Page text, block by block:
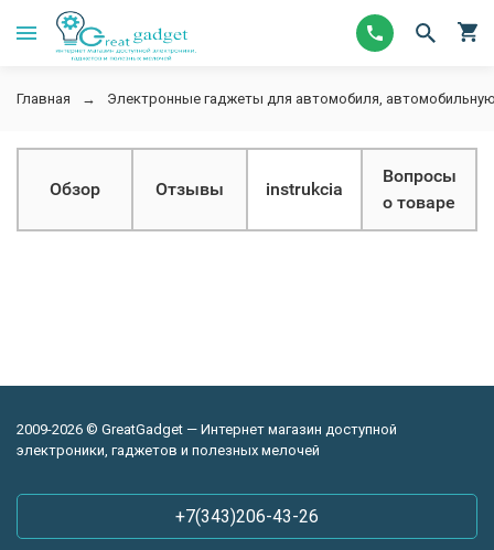
Главная Электронные гаджеты для автомобиля,
Обзор Отзывы instrukcia
Вопросы
о товаре
2009-2026 © GreatGadget — Интернет магазин доступной
электроники, гаджетов и полезных мелочей
+7(343)206-43-26